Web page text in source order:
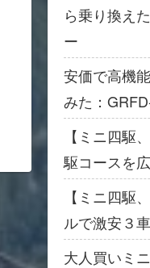
ら乗り換え
ー
安価で高機
みた：
【ミニ四駆
駆コースを
【ミニ四駆
ルで激安３
大人買いミ